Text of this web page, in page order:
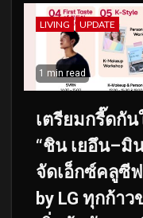
LIVING UPDATE
1 min read
เตรียมกรี๊ดกั
“ชิน เยอึน–มิ
จัดเอ็กซ์คลูซีฟ
by LG ทุกก้า